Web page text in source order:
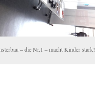
– die Nr.1 – macht Kinder stark!